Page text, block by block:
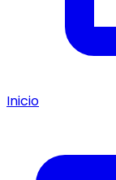
Inicio